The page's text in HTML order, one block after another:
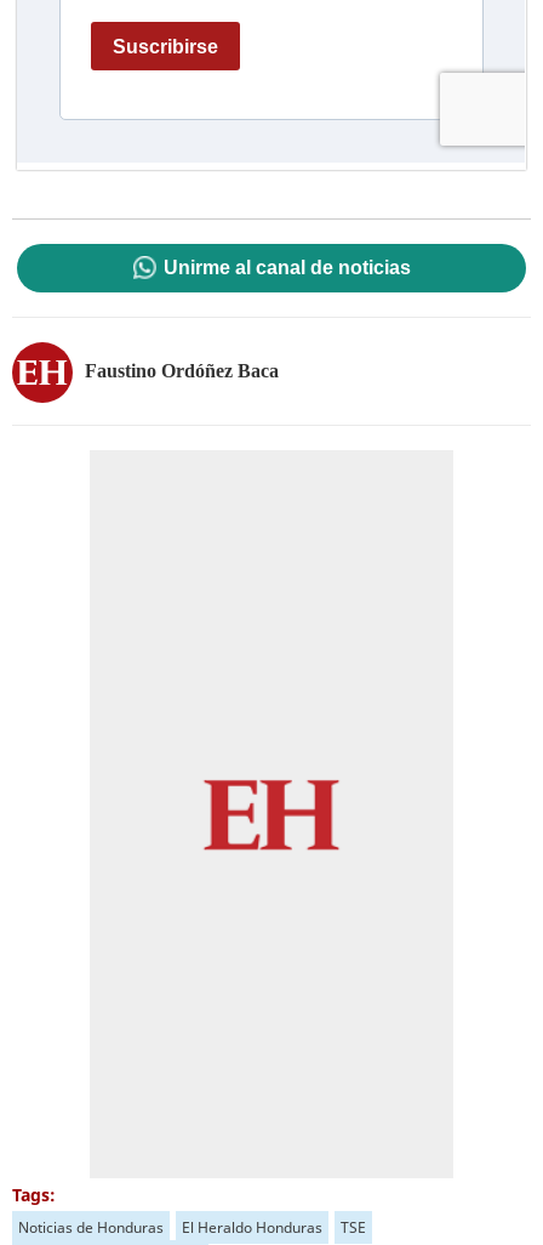
Unirme al canal de noticias
Faustino Ordóñez Baca
Tags:
Noticias de Honduras El Heraldo Honduras
TSE